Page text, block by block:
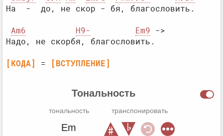
Am6 H9- Em9
[КОДА] = [ВСТУПЛЕНИЕ]
Тональность
тональность
Em
транспонировать